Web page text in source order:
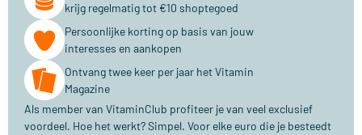
krijg regelmatig tot €10 shoptegoed
Persoonlijke korting op basis van jouw
interesses en aankopen
Ontvang twee keer per jaar het Vitamin
Magazine
Als member van VitaminClub profiteer je van veel exclusief
voordeel. Hoe het werkt? Simpel. Voor elke euro die je besteedt